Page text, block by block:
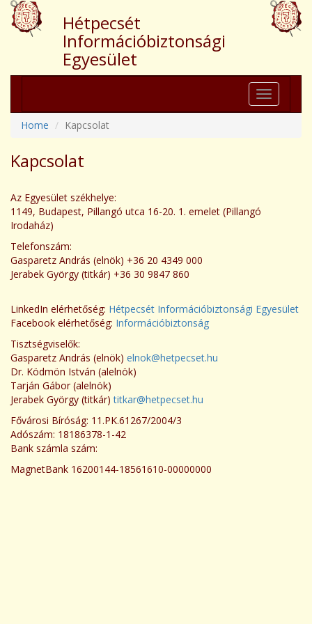
Hétpecsét
Információbiztonsági
Egyesület
Toggle
navigation
Home
Kapcsolat
Kapcsolat
Az Egyesület székhelye:
1149, Budapest, Pillangó utca 16-20. 1. emelet (Pillangó
Irodaház)
Telefonszám:
Gasparetz András (elnök) +36 20 4349 000
Jerabek György (titkár) +36 30 9847 860
LinkedIn elérhetőség: Hétpecsét Információbiztonsági Egyesület
Facebook elérhetőség: Információbiztonság
Tisztségviselők:
Gasparetz András (elnök) elnok@hetpecset.hu
Dr. Ködmön István (alelnök)
Tarján Gábor (alelnök)
Jerabek György (titkár)titkar@hetpecset.hu
Fővárosi Bíróság: 11.PK.61267/2004/3
Adószám: 18186378-1-42
Bank számla szám:
MagnetBank 16200144-18561610-00000000